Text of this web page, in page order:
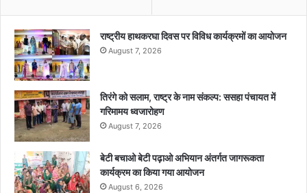
राष्ट्रीय हाथकरघा दिवस पर विविध कार्यक्रमों का आयोजन
August 7, 2026
तिरंगे को सलाम, राष्ट्र के नाम संकल्प: ससहा पंचायत में
गरिमामय ध्वजारोहण
August 7, 2026
बेटी बचाओ बेटी पढ़ाओ अभियान अंतर्गत जागरूकता
कार्यक्रम का किया गया आयोजन
August 6, 2026